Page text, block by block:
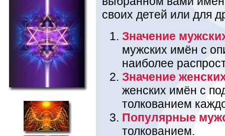
своих детей или для
Значение
мужских имён с
наиболее
Значение
женских имён с
толкованием
Популярные
толкованием.